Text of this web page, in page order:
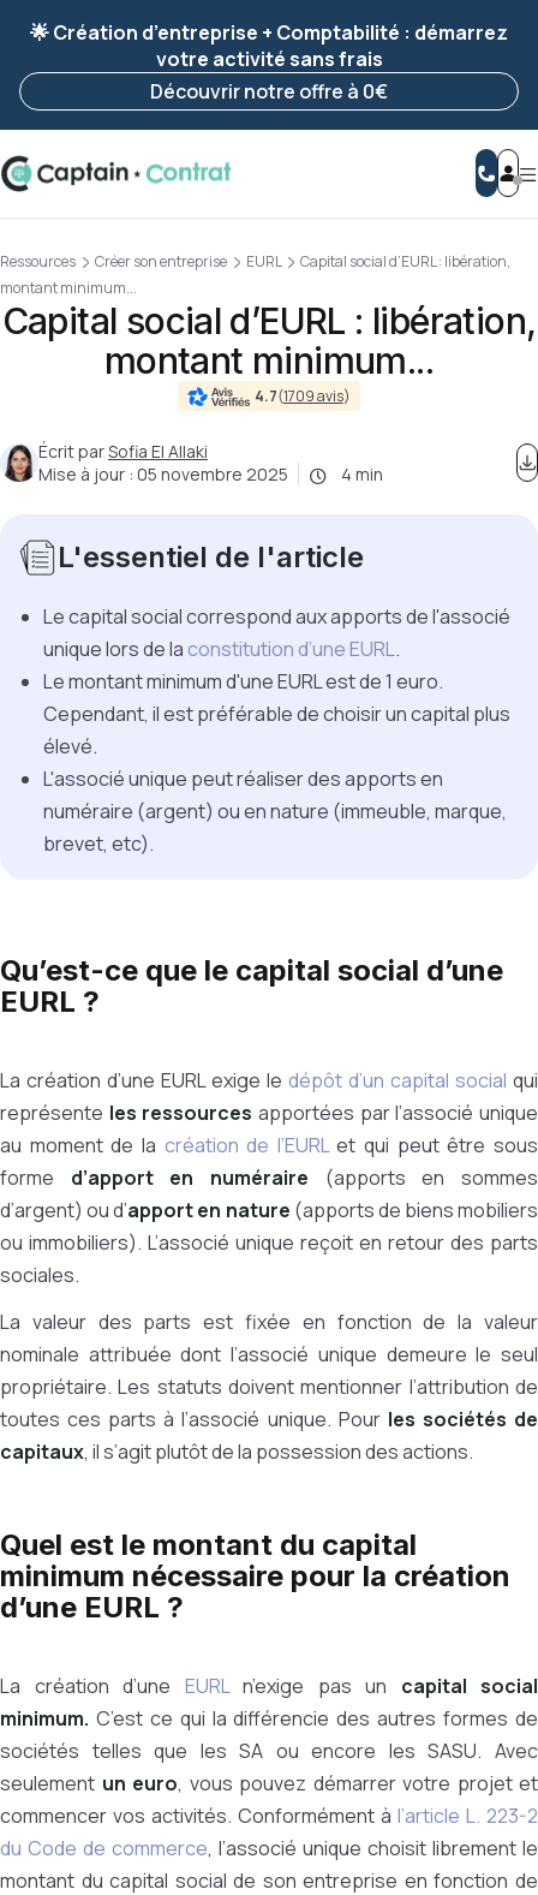
enregistrée 🚀
Reprendre ma démarche
🌟 Création d’entreprise + Comptabilité : démarrez
votre activité sans frais
Découvrir notre offre à 0€
Ressources Créer son entreprise EURL
Capital social d’EURL : libération,
montant minimum...
Capital social d’EURL : libération,
montant minimum...
4.7(1709 avis)
Écrit parSofia El Allaki
Mise à jour : 05 novembre 2025 4 min
L'essentiel de l'article
Le capital social correspond aux apports de l'associé
unique lors de la constitution d’une EURL.
Le montant minimum d'une EURL est de 1 euro.
Cependant, il est préférable de choisir un capital plus
élevé.
L'associé unique peut réaliser des apports en
numéraire (argent) ou en nature (immeuble, marque,
brevet, etc).
Qu’est-ce que le capital social d’une
EURL ?
La création d’une EURL exige le dépôt d’un capital social qui
représente les ressources apportées par l’associé unique
au moment de la création de l’EURLet qui peut être sous
forme d’apport en numéraire (apports en sommes
d’argent) ou d’apport en nature (apports de biens mobiliers
ou immobiliers). L’associé unique reçoit en retour des parts
sociales.
La valeur des parts est fixée en fonction de la valeur
nominale attribuée dont l’associé unique demeure le seul
propriétaire. Les statuts doivent mentionner l’attribution de
toutes ces parts à l’associé unique. Pour les sociétés de
capitaux, il s’agit plutôt de la possession des actions.
Quel est le montant du capital
minimum nécessaire pour la création
d’une EURL ?
La création d’une EURLn’exige pas un capital social
minimum. C’est ce qui la différencie des autres formes de
sociétés telles que les SA ou encore les SASU. Avec
seulement un euro, vous pouvez démarrer votre projet et
commencer vos activités. Conformément à l’article L. 223-2
du Code de commerce, l’associé unique choisit librement le
montant du capital social de son entreprise en fonction de